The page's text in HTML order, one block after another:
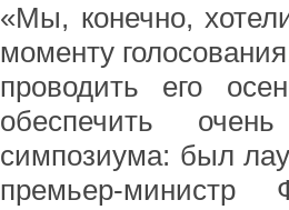
«Мы, конечно,
моменту
проводить его
обеспечить
симпозиума: был
премьер-